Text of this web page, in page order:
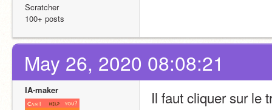
Scratcher
100+ posts
May 26, 2020 08:08:21
IA-maker
Il faut cliquer sur le